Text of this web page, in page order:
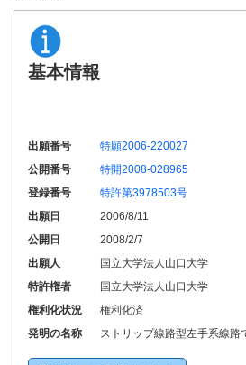
基本情報
出願番号
特願2006-220027
公開番号
特開2008-028965
登録番号
特許第3978503号
出願日
2006/8/11
公開日
2008/2/7
出願人
国立大学法人山口大学
特許権者
国立大学法人山口大学
権利化状況
権利化済
発明の名称
ストリップ線路型左手系線路